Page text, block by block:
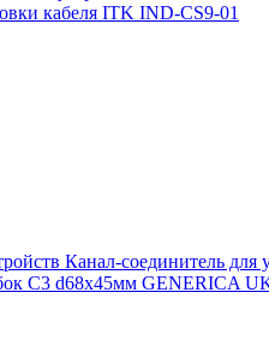
кабеля ITK IND-CS9-01
С3 d68х45мм GENERICA